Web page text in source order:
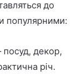
до
популярними:
декор,
річ.